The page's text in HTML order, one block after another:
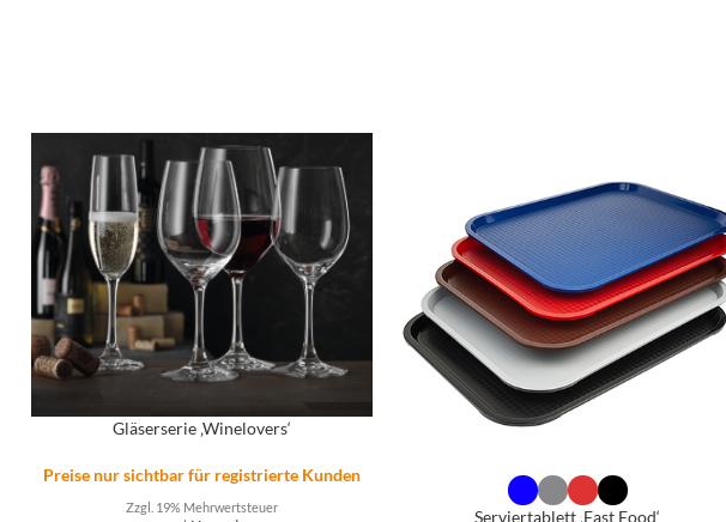
Gläserserie ‚Winelovers‘
Preise nur sichtbar für registrierte Kunden
Zzgl. 19% Mehrwertsteuer
Serviertablett ‚Fast Food‘